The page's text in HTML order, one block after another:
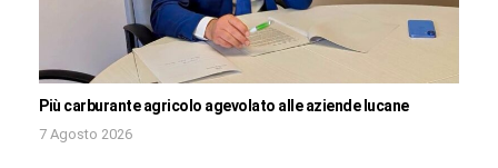
Più carburante agricolo agevolato alle aziende lucane
7 Agosto 2026